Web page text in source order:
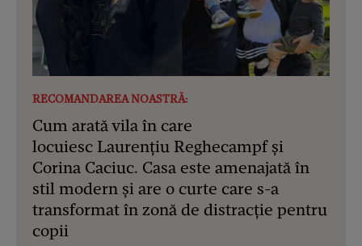
RECOMANDAREA NOASTRĂ:
Cum arată vila în care
locuiesc Laurențiu Reghecampf și
Corina Caciuc. Casa este amenajată în
stil modern și are o curte care s-a
transformat în zonă de distracție pentru
copii